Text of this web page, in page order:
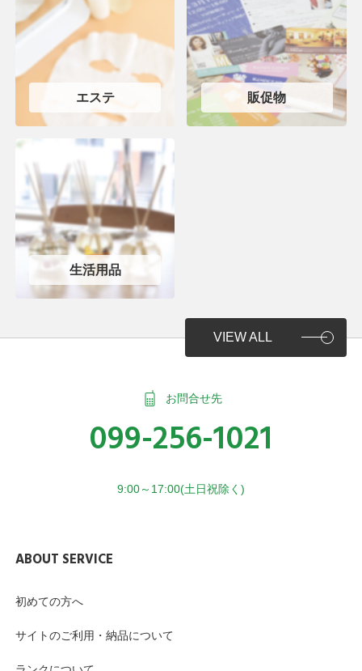
エステ 販促物
生活用品
VIEW ALL
お問合せ先
099-256-1021
9:00～17:00(土日祝除く)
ABOUT SERVICE
初めての方へ
サイトのご利用・納品について